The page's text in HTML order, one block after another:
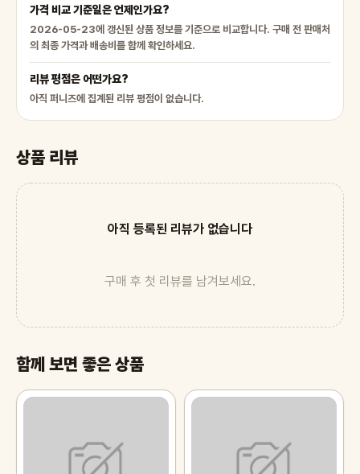
가격 비교 기준일은 언제인가요?
2026-05-23에 갱신된 상품 정보를 기준으로 비교합니다. 구매 전 판매처
의 최종 가격과 배송비를 함께 확인하세요.
리뷰 평점은 어떤가요?
아직 퍼니즈에 집계된 리뷰 평점이 없습니다.
상품 리뷰
아직 등록된 리뷰가 없습니다
구매 후 첫 리뷰를 남겨보세요.
함께 보면 좋은 상품